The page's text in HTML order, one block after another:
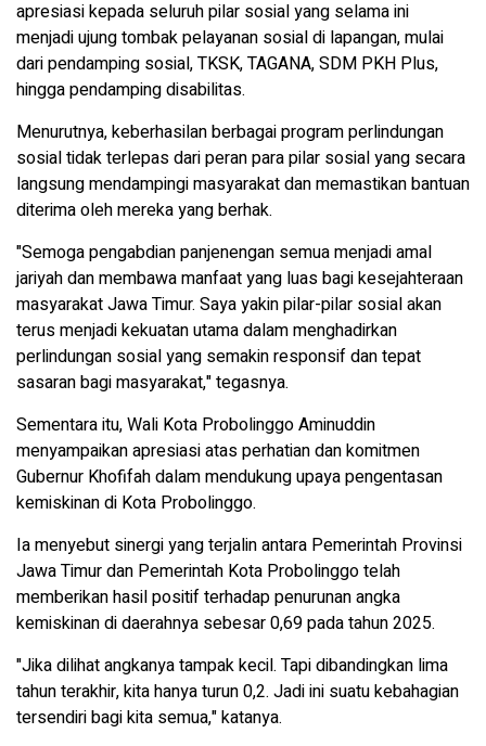
apresiasi kepada seluruh pilar sosial yang selama ini
menjadi ujung tombak pelayanan sosial di lapangan, mulai
dari pendamping sosial, TKSK, TAGANA, SDM PKH Plus,
hingga pendamping disabilitas.
Menurutnya, keberhasilan berbagai program perlindungan
sosial tidak terlepas dari peran para pilar sosial yang secara
langsung mendampingi masyarakat dan memastikan bantuan
diterima oleh mereka yang berhak.
"Semoga pengabdian panjenengan semua menjadi amal
jariyah dan membawa manfaat yang luas bagi kesejahteraan
masyarakat Jawa Timur. Saya yakin pilar-pilar sosial akan
terus menjadi kekuatan utama dalam menghadirkan
perlindungan sosial yang semakin responsif dan tepat
sasaran bagi masyarakat," tegasnya.
Sementara itu, Wali Kota Probolinggo Aminuddin
menyampaikan apresiasi atas perhatian dan komitmen
Gubernur Khofifah dalam mendukung upaya pengentasan
kemiskinan di Kota Probolinggo.
Ia menyebut sinergi yang terjalin antara Pemerintah Provinsi
Jawa Timur dan Pemerintah Kota Probolinggo telah
memberikan hasil positif terhadap penurunan angka
kemiskinan di daerahnya sebesar 0,69 pada tahun 2025.
"Jika dilihat angkanya tampak kecil. Tapi dibandingkan lima
tahun terakhir, kita hanya turun 0,2. Jadi ini suatu kebahagian
tersendiri bagi kita semua," katanya.